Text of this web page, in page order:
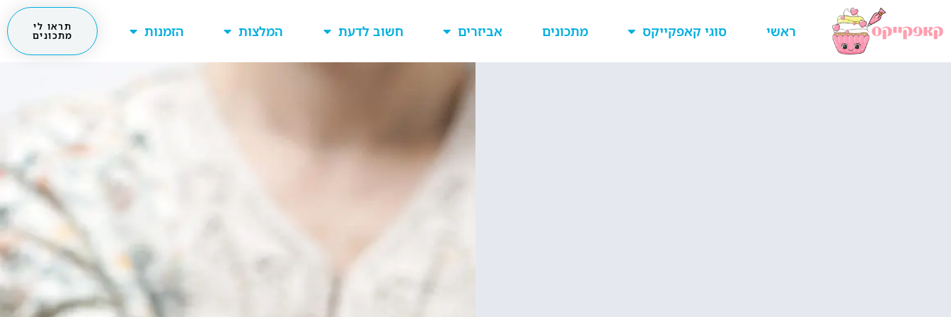
ראשי סוגי קאפקייקס מתכונים אביזרים חשוב לדעת המלצות הזמנות תראו לי
מתכונים